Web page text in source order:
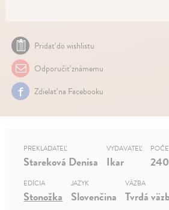
Pridať do wishlistu
Odporučiť známemu
Zdielať na Facebooku
PREKLADATEĽ
Stareková Denisa
VYDAVATEĽ
Ikar 240
EDÍCIA
Stonožka
JAZYK
Slovenčina
VÄZBA
Tvrdá